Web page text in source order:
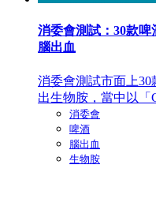
消委會測試：30款
腦出血
消委會測試市面上
出生物胺，當中以「
消委會
啤酒
腦出血
生物胺